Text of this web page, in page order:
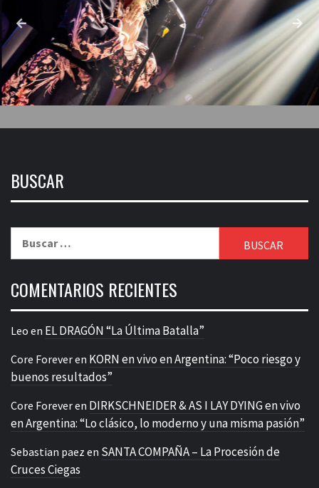
BUSCAR
COMENTARIOS RECIENTES
Leo en EL DRAGÓN “La Última Batalla”
Core Foreveren KORN en vivo en Argentina: “Poco riesgo y
buenos resultados”
Core Foreveren DIRKSCHNEIDER & AS I LAY DYING en vivo
en Argentina: “Lo clásico, lo moderno y una misma pasión”
Sebastian paez en SANTA COMPAÑA – La Procesión de
Cruces Ciegas